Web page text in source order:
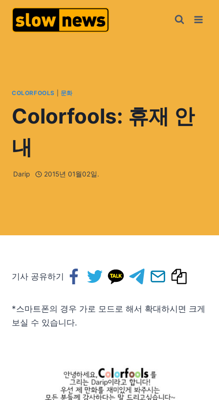
COLORFOOLS 문화
Colorfools: 휴재 안
내
Darip 2015년 01월02일.
기사 공유하기
*스마트폰의 경우 가로 모드로 해서 확대하시면 크게
보실 수 있습니다.